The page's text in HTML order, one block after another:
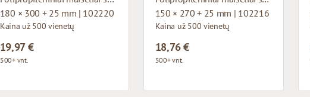
180 × 300 + 25 mm | 102220
Kaina už 500 vienetų
19,97 €
500+ vnt.
150 × 270 + 25 mm | 102216
Kaina už 500 vienetų
18,76 €
500+ vnt.